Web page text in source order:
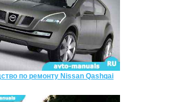
по ремонту Nissan Qashqai